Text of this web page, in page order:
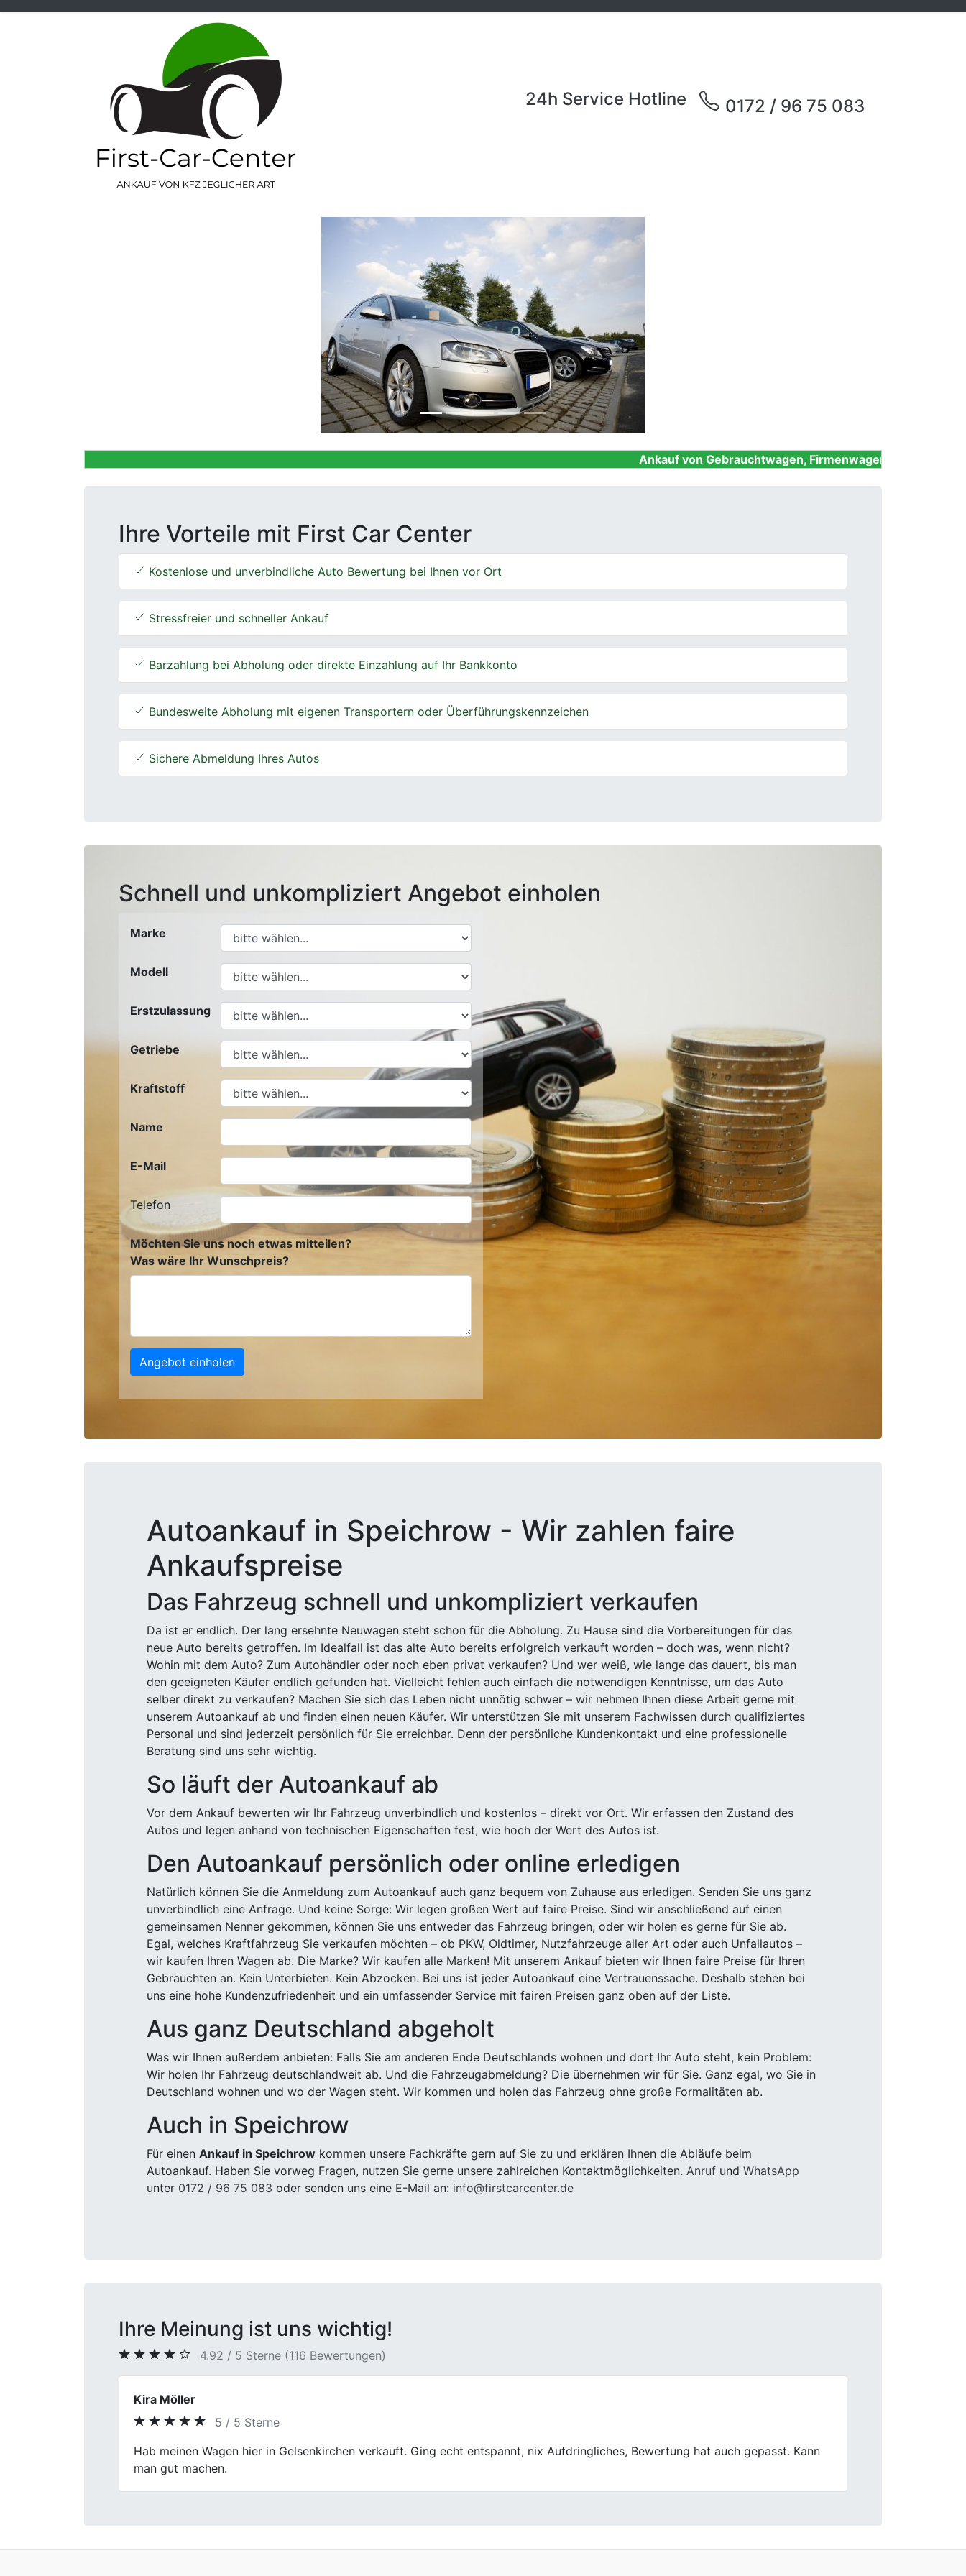
24h Service Hotline 0172 / 96 75 083
Ankauf von Gebrauchtwagen, Firmenwagen, Unfallwagen,
Ihre Vorteile mit First Car Center
Kostenlose und unverbindliche Auto Bewertung bei Ihnen vor Ort
Stressfreier und schneller Ankauf
Barzahlung bei Abholung oder direkte Einzahlung auf Ihr Bankkonto
Bundesweite Abholung mit eigenen Transportern oder Überführungskennzeichen
Sichere Abmeldung Ihres Autos
Schnell und unkompliziert Angebot einholen
Marke
Modell
Erstzulassung
Getriebe
Kraftstoff
Name
E-Mail
Telefon
Möchten Sie uns noch etwas mitteilen?
Was wäre Ihr Wunschpreis?
Angebot einholen
Autoankauf in Speichrow - Wir zahlen faire
Ankaufspreise
Das Fahrzeug schnell und unkompliziert verkaufen
Da ist er endlich. Der lang ersehnte Neuwagen steht schon für die Abholung. Zu Hause sind die Vorbereitungen für das
neue Auto bereits getroffen. Im Idealfall ist das alte Auto bereits erfolgreich verkauft worden – doch was, wenn nicht?
Wohin mit dem Auto? Zum Autohändler oder noch eben privat verkaufen? Und wer weiß, wie lange das dauert, bis man
den geeigneten Käufer endlich gefunden hat. Vielleicht fehlen auch einfach die notwendigen Kenntnisse, um das Auto
selber direkt zu verkaufen? Machen Sie sich das Leben nicht unnötig schwer – wir nehmen Ihnen diese Arbeit gerne mit
unserem Autoankauf ab und finden einen neuen Käufer. Wir unterstützen Sie mit unserem Fachwissen durch qualifiziertes
Personal und sind jederzeit persönlich für Sie erreichbar. Denn der persönliche Kundenkontakt und eine professionelle
Beratung sind uns sehr wichtig.
So läuft der Autoankauf ab
Vor dem Ankauf bewerten wir Ihr Fahrzeug unverbindlich und kostenlos – direkt vor Ort. Wir erfassen den Zustand des
Autos und legen anhand von technischen Eigenschaften fest, wie hoch der Wert des Autos ist.
Den Autoankauf persönlich oder online erledigen
Natürlich können Sie die Anmeldung zum Autoankauf auch ganz bequem von Zuhause aus erledigen. Senden Sie uns ganz
unverbindlich eine Anfrage. Und keine Sorge: Wir legen großen Wert auf faire Preise. Sind wir anschließend auf einen
gemeinsamen Nenner gekommen, können Sie uns entweder das Fahrzeug bringen, oder wir holen es gerne für Sie ab.
Egal, welches Kraftfahrzeug Sie verkaufen möchten – ob PKW, Oldtimer, Nutzfahrzeuge aller Art oder auch Unfallautos –
wir kaufen Ihren Wagen ab. Die Marke? Wir kaufen alle Marken! Mit unserem Ankauf bieten wir Ihnen faire Preise für Ihren
Gebrauchten an. Kein Unterbieten. Kein Abzocken. Bei uns ist jeder Autoankauf eine Vertrauenssache. Deshalb stehen bei
uns eine hohe Kundenzufriedenheit und ein umfassender Service mit fairen Preisen ganz oben auf der Liste.
Aus ganz Deutschland abgeholt
Was wir Ihnen außerdem anbieten: Falls Sie am anderen Ende Deutschlands wohnen und dort Ihr Auto steht, kein Problem:
Wir holen Ihr Fahrzeug deutschlandweit ab. Und die Fahrzeugabmeldung? Die übernehmen wir für Sie. Ganz egal, wo Sie in
Deutschland wohnen und wo der Wagen steht. Wir kommen und holen das Fahrzeug ohne große Formalitäten ab.
Auch in Speichrow
Für einen Ankauf in Speichrow kommen unsere Fachkräfte gern auf Sie zu und erklären Ihnen die Abläufe beim
Autoankauf. Haben Sie vorweg Fragen, nutzen Sie gerne unsere zahlreichen Kontaktmöglichkeiten. Anruf und WhatsApp
unter 0172 / 96 75 083 oder senden uns eine E-Mail an: info@firstcarcenter.de
Ihre Meinung ist uns wichtig!
4.92 / 5 Sterne (116 Bewertungen)
Alina Busch
5 / 5 Sterne
Auto verkaufen klingt oft nervig, war es hier aber nicht. Bei lief alles ruhig und strukturiert. Angebot war nachvollziehbar.